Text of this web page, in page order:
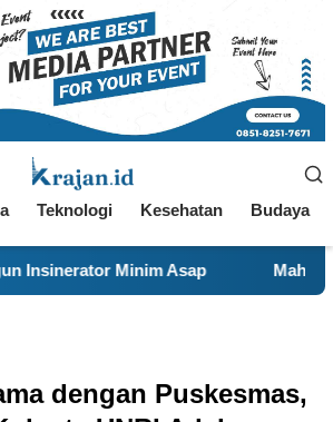
Teknologi Kesehatan Budaya
Asap Mahasiswa KKN 29 UINSA
dengan Puskesmas,